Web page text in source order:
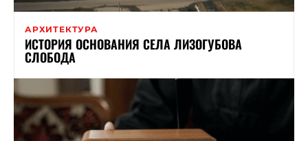
АРХИТЕКТУРА
ИСТОРИЯ ОСНОВАНИЯ СЕЛА ЛИЗОГУБОВА
СЛОБОДА